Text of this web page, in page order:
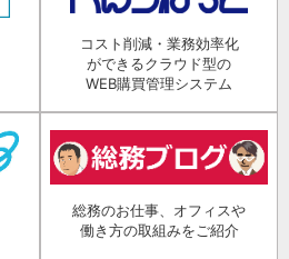
コスト削減・業務効率化
ができるクラウド型の
WEB購買管理システム
総務のお仕事、オフィスや
働き方の取組みをご紹介